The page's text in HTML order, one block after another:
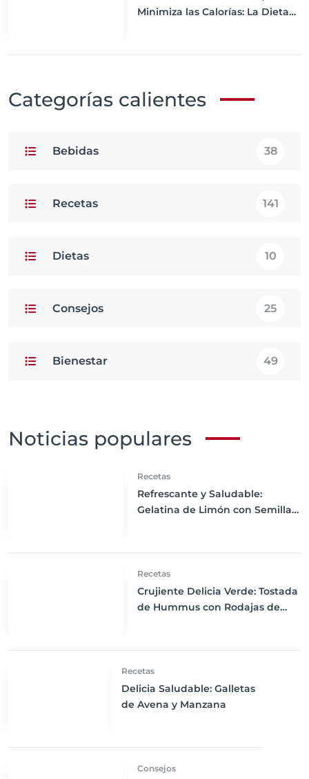
Minimiza las Calorías: La Dieta
Categorías calientes
Bebidas 38
Recetas 141
Dietas 10
Consejos 25
Bienestar 49
Noticias populares
Recetas
Refrescante y Saludable:
Gelatina de Limón con Semillas
Recetas
Crujiente Delicia Verde: Tostada
de Hummus con Rodajas de
Recetas
Delicia Saludable: Galletas
de Avena y Manzana
Consejos